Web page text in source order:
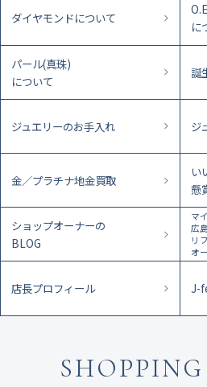
ダイヤモンドについて
に
パール(真珠)
について
誕
ジュエリーのお手入れ ジ
金／プラチナ地金買取
い
懸
ショップオーナーの
BLOG
マ
広
リ
オ
店長プロフィール J-